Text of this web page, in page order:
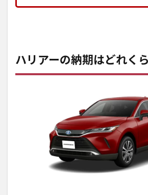
ハリアーの納期はどれく